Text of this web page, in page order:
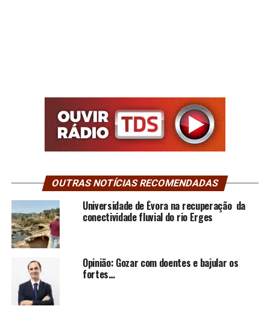
OUTRAS NOTÍCIAS RECOMENDADAS
Universidade de Évora na recuperação da
conectividade fluvial do rio Erges
Opinião: Gozar com doentes e bajular os
fortes…